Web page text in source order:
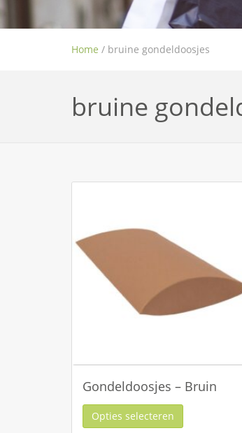
Home / bruine gondeldoosjes
bruine
Gondeldoosjes – Bruin
Opties selecteren